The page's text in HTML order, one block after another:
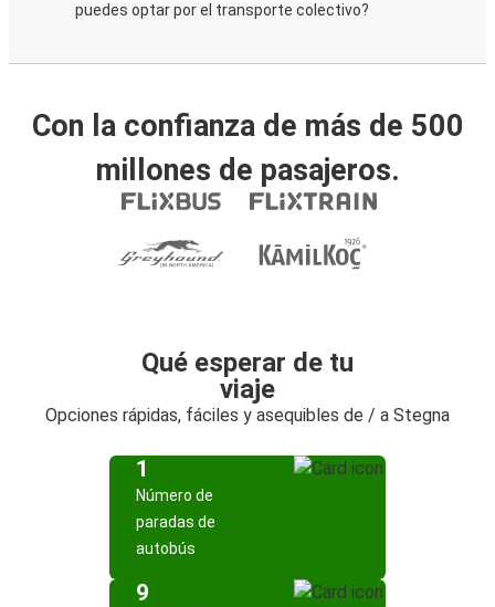
puedes optar por el transporte colectivo?
Con la confianza de más de 500
millones de pasajeros.
Qué esperar de tu
viaje
Opciones rápidas, fáciles y asequibles de / a Stegna
1
Número de
paradas de
autobús
9